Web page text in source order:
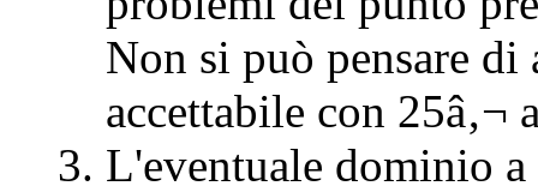
Non si può pensare di
accettabile con
L'eventuale dominio